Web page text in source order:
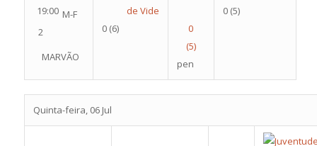
19:00 M-F
2
MARVÃO
de Vide
0 (6)
pen
0 (5)
Quinta-feira, 06 Jul